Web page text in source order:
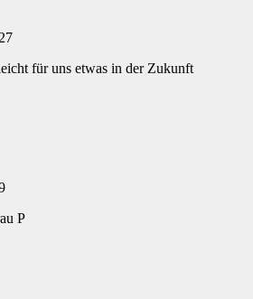
für uns etwas in der Zukunft
P